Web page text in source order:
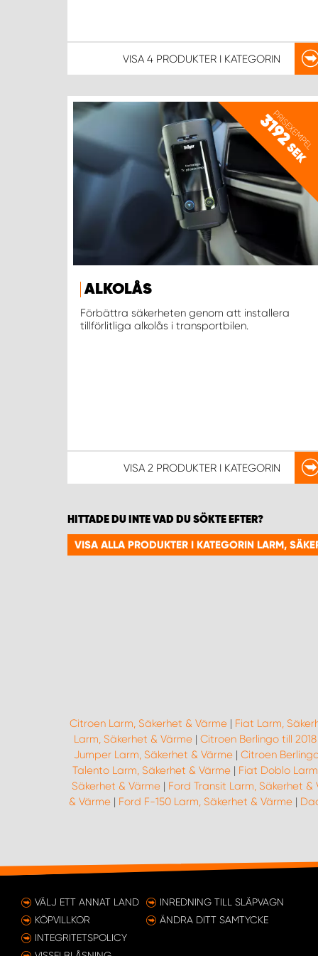
VISA 4 PRODUKTERI KATEGORIN
PRISEXEMPEL
3192
SEK
ALKOLÅS
Förbättra säkerheten genom att installera
tillförlitliga alkolås i transportbilen.
VISA 2 PRODUKTERI KATEGORIN
HITTADE DU INTE VAD DU SÖKTE EFTER?
VISA ALLA PRODUKTER I KATEGORIN LARM,
Citroen Larm, Säkerhet & Värme | Fiat Larm,
Larm, Säkerhet & Värme| Citroen Berlingo till
Jumper Larm, Säkerhet & Värme | Citroen
Talento Larm, Säkerhet & Värme | Fiat Doblo
Säkerhet & Värme| Ford Transit Larm, Säkerhet &
& Värme | Ford F-150 Larm, Säkerhet & Värme |
VÄLJ ETT ANNAT LAND
KÖPVILLKOR
INTEGRITETSPOLICY
INREDNING TILL SLÄPVAGN
ÄNDRA DITT SAMTYCKE